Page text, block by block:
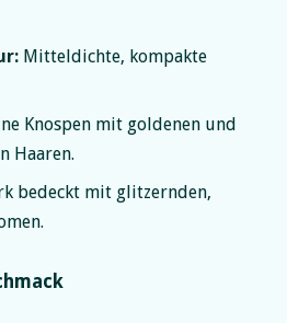
Mitteldichte, kompakte
Knospen mit goldenen und
Haaren.
bedeckt mit glitzernden,